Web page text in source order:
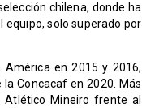
chilena, donde ha
equipo, solo superado por
en 2015 y 2016,
Concacaf en 2020. Más
Mineiro frente al